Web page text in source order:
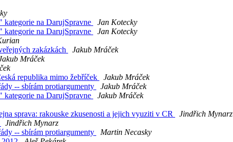
na DarujSpravne
Jan Kotecky
na DarujSpravne
Jan Kotecky
zakázkách
Jakub Mráček
Mráček
republika mimo žebříček
Jakub Mráček
-- sbírám protiargumenty
Jakub Mráček
na DarujSpravne
Jakub Mráček
sprava: rakouske zkusenosti a jejich vyuziti v CR
Jindřich Mynarz
Jindřich Mynarz
-- sbírám protiargumenty
Martin Necasky